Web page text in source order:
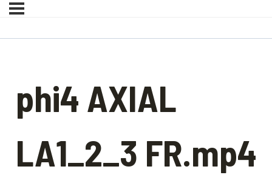
phi4 AXIAL
LA1_2_3 FR.mp4